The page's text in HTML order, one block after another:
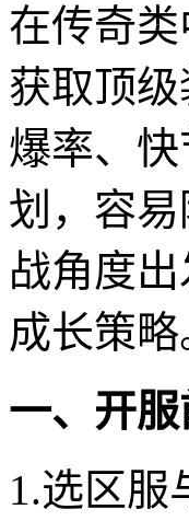
在传奇
获取顶
爆率、
划，容
战角度
成长策略
一、开
1.选区服